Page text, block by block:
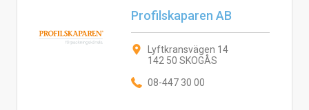
Profilskaparen AB
Lyftkransvägen 14
142 50 SKOGÅS
08-447 30 00